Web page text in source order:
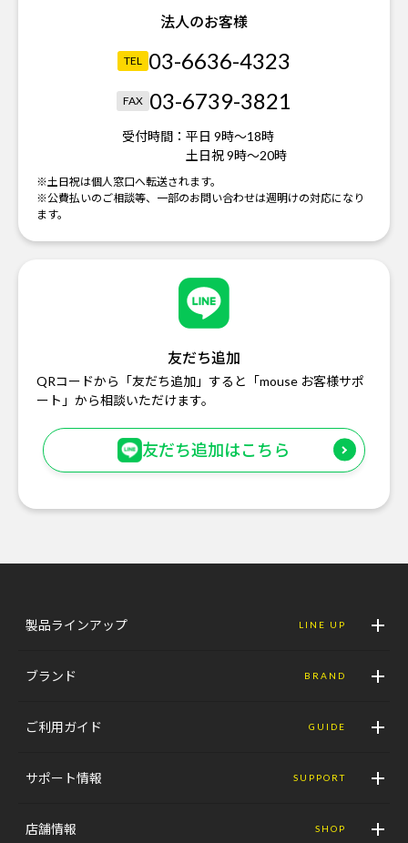
法人のお客様
TEL 03-6636-4323
FAX 03-6739-3821
受付時間： 平日 9時～18時
土日祝 9時～20時
※土日祝は個人窓口へ転送されます。
※公費払いのご相談等、一部のお問い合わせは週明けの対応になり
ます。
友だち追加
QRコードから「友だち追加」すると「mouse お客様サポ
ート」から相談いただけます。
友だち追加はこちら
製品ラインアップ LINE UP
ブランド BRAND
ご利用ガイド GUIDE
サポート情報 SUPPORT
店舗情報 SHOP